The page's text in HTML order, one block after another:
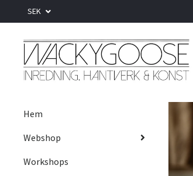
SEK
Hem
Webshop
Workshops